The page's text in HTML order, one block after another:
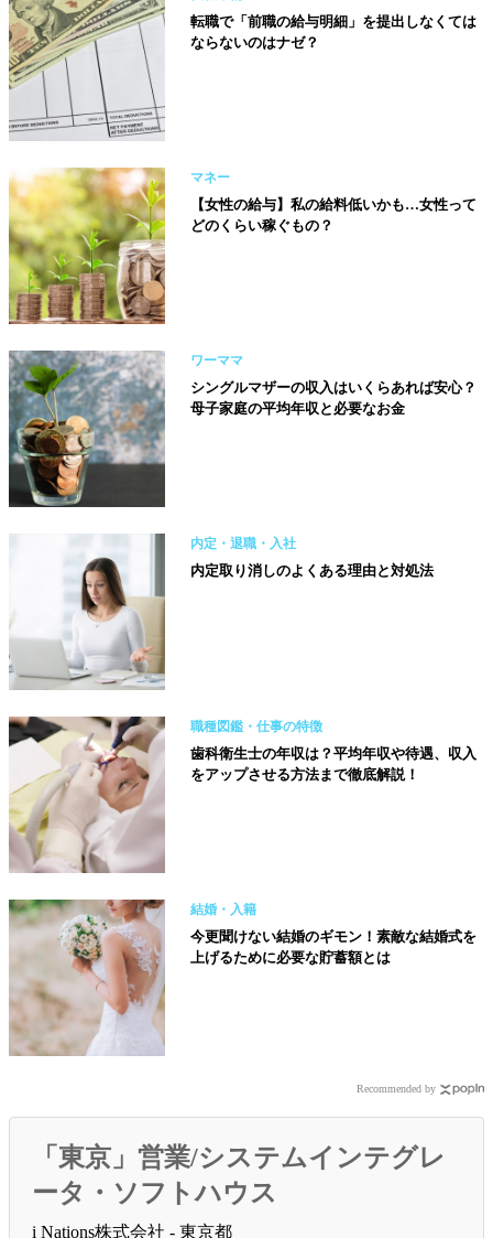
転職で「前職の給与明細」を提出しなくては
ならないのはナゼ？
マネー
【女性の給与】私の給料低いかも…女性って
どのくらい稼ぐもの？
ワーママ
シングルマザーの収入はいくらあれば安心？
母子家庭の平均年収と必要なお金
内定・退職・入社
内定取り消しのよくある理由と対処法
職種図鑑・仕事の特徴
歯科衛生士の年収は？平均年収や待遇、収入
をアップさせる方法まで徹底解説！
結婚・入籍
今更聞けない結婚のギモン！素敵な結婚式を
上げるために必要な貯蓄額とは
Recommended by
「東京」営業/システムインテグレ
ータ・ソフトハウス
i Nations株式会社 - 東京都